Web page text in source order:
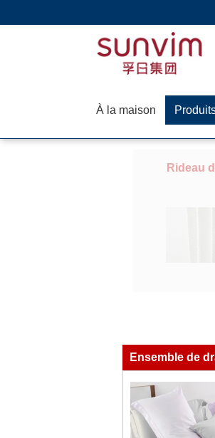
À la maison
Rideau
Ensemble de